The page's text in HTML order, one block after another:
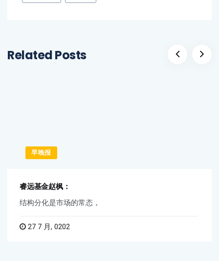
Related Posts
早晚报
睿远基金赵枫：
结构分化是市场的常态，
27 7 月, 0202